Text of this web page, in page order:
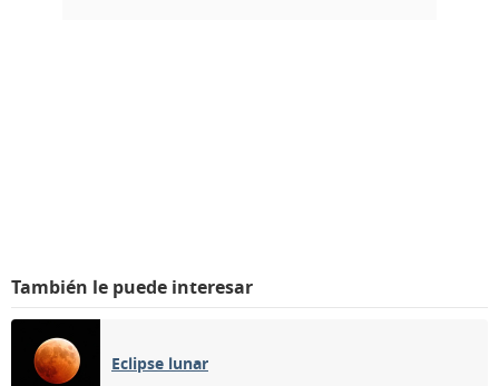
También le puede interesar
Eclipse lunar